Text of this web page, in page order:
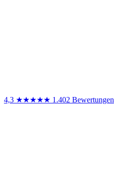
4,3 ★★★★★ 1.402 Bewertungen